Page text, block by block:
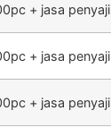
+ jasa penyaji
+ jasa penyaji
+ jasa penyaji